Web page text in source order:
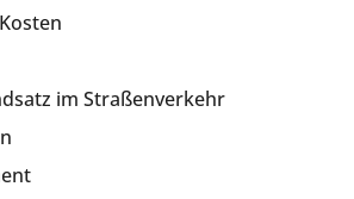
im Straßenverkehr